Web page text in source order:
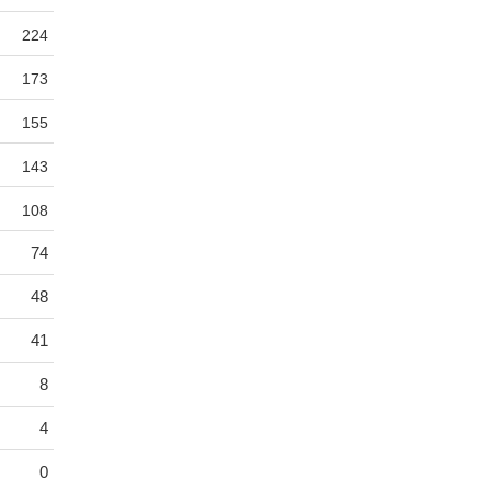
224
173
155
143
108
74
48
41
8
4
0